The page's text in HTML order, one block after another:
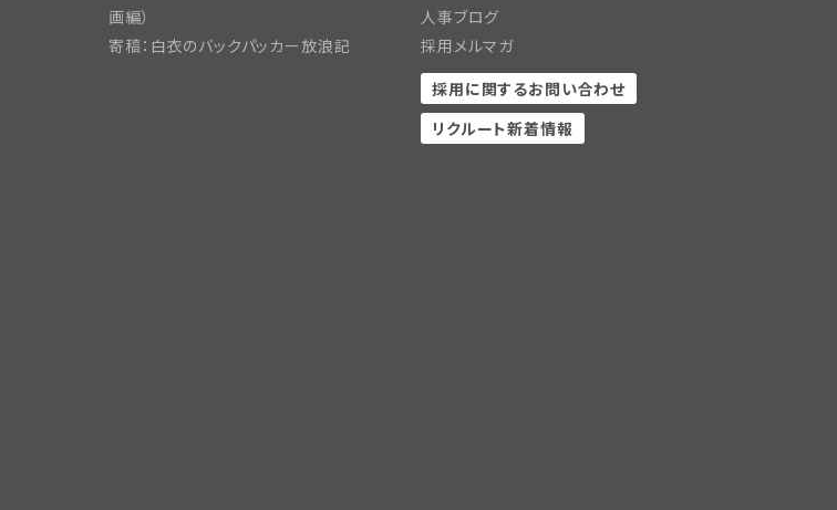
画編）
寄稿：白衣のバックパッカー放浪記
人事ブログ
採用メルマガ
採用に関するお問い合わせ
リクルート新着情報